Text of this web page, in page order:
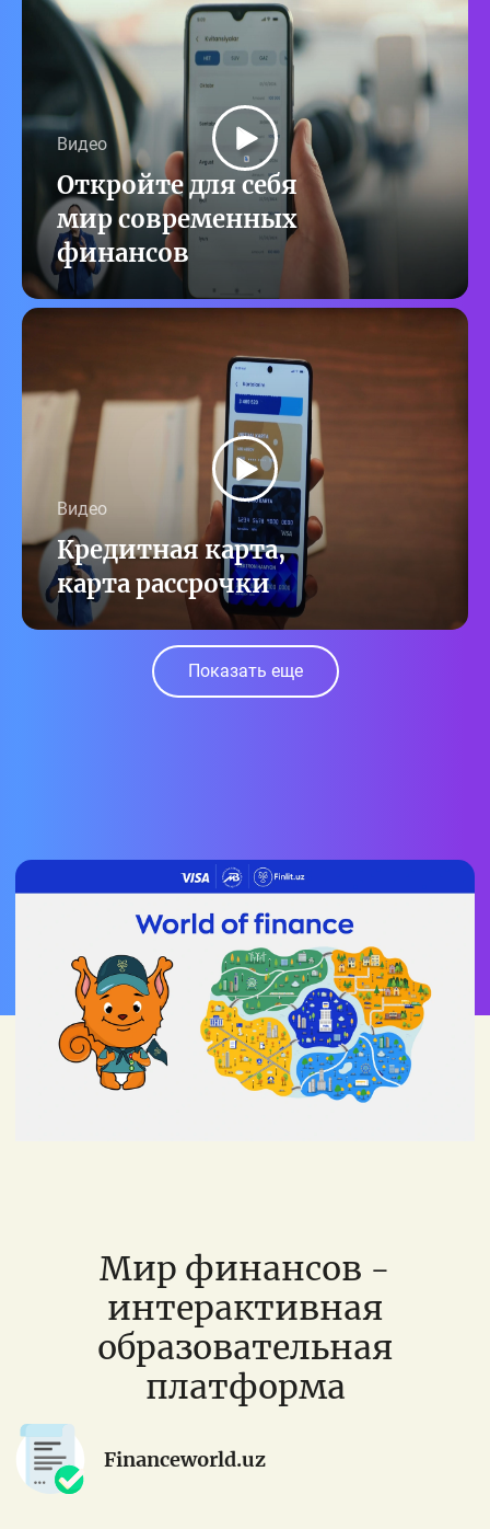
Видео
Откройте для себя
мир современных
финансов
Видео
Кредитная карта,
карта рассрочки
Показать еще
Мир финансов -
интерактивная
образовательная
платформа
Financeworld.uz